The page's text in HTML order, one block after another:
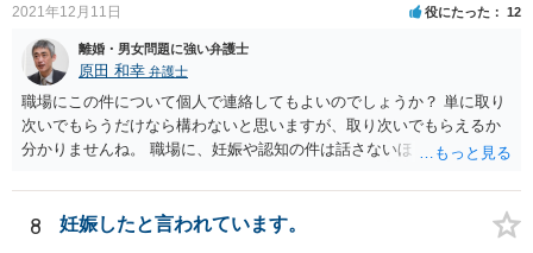
2021年12月11日 役にたった 12
離婚・男女問題に強い弁護士
原田 和幸 弁護士
職場にこの件について個人で連絡してもよいのでしょうか？ 単に取り
次いでもらうだけなら構わないと思いますが、取り次いでもらえるか
分かりませんね。 職場に、妊娠や認知の件は話さないほうがよいと思
難しいと思われれば、弁護士に入ってもらうことも検討されてくださ
い。 一度、お近くの弁護士に相談されてみてもよいと思います。
8 妊娠したと言われています。